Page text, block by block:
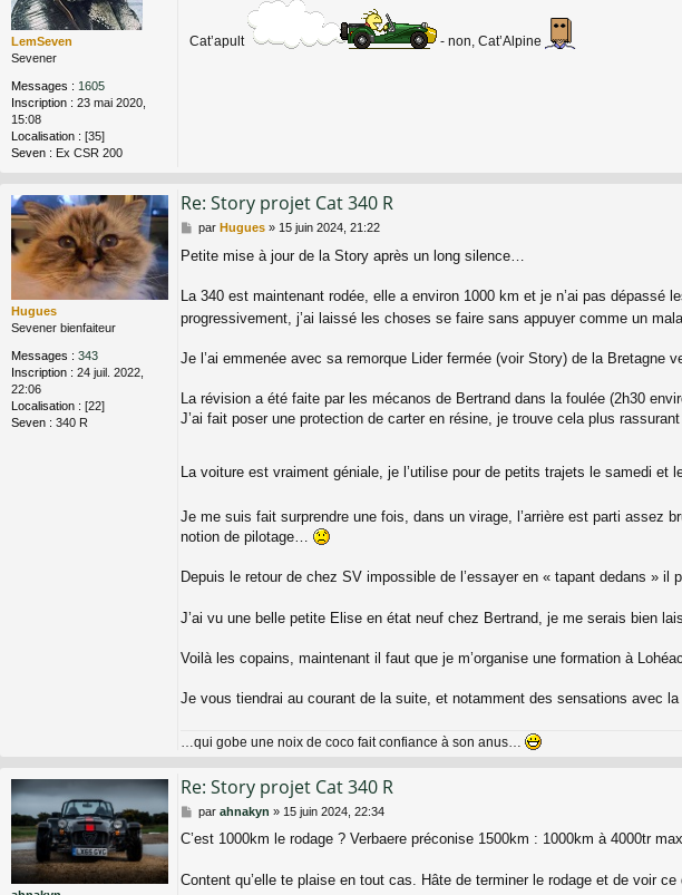
LemSeven
Sevener
Messages : 1605
Inscription : 23 mai 2020,
15:08
Localisation : [35]
Seven : Ex CSR 200
Cat’apult - non, Cat’Alpine
Hugues
Sevener bienfaiteur
Messages : 343
Inscription : 24 juil. 2022,
22:06
Localisation : [22]
Seven : 340 R
Re: Story projet Cat 340 R
M
s
a
e
par Hugues» 15 juin 2024, 21:22
Petite mise à jour de la Story après un long silence…
La 340 est maintenant rodée, elle a environ 1000 km et je n’ai pas
progressivement, j’ai laissé les choses se faire sans appuyer comme un
Je l’ai emmenée avec sa remorque Lider fermée (voir Story) de la
La révision a été faite par les mécanos de Bertrand dans la foulée (2h30
J’ai fait poser une protection de carter en résine, je trouve cela plus
La voiture est vraiment géniale, je l’utilise pour de petits trajets le samedi et
Je me suis fait surprendre une fois, dans un virage, l’arrière est parti
notion de pilotage…
Depuis le retour de chez SV impossible de l’essayer en « tapant dedans »
J’ai vu une belle petite Elise en état neuf chez Bertrand, je me serais bien
Voilà les copains, maintenant il faut que je m’organise une formation à
Je vous tiendrai au courant de la suite, et notamment des sensations avec
…qui gobe une noix de coco fait confiance à son anus…
Re: Story projet Cat 340 R
M
s
a
par ahnakyn » 15 juin 2024, 22:34
C’est 1000km le rodage ? Verbaere préconise 1500km : 1000km à 4000tr
Content qu’elle te plaise en tout cas. Hâte de terminer le rodage et de voir ce